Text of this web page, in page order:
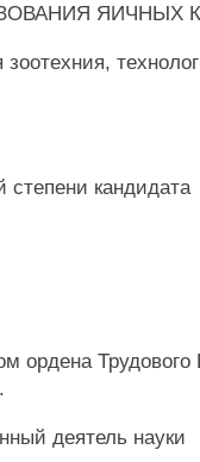
ЯИЧНЫХ
степени кандидата
ордена
деятель науки